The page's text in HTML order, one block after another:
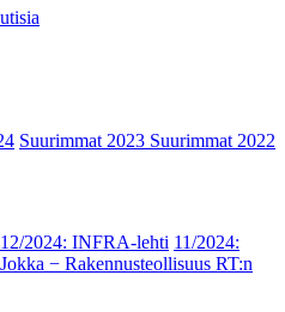
Suurimmat 2023 Suurimmat 2022
12/2024: INFRA-lehti 11/2024:
− Rakennusteollisuus RT:n